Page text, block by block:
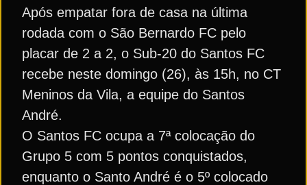
Após empatar fora de casa na última
rodada com o São Bernardo FC pelo
placar de 2 a 2, o Sub-20 do Santos FC
recebe neste domingo (26), às 15h, no CT
Meninos da Vila, a equipe do Santos
André.
O Santos FC ocupa a 7ª colocação do
Grupo 5 com 5 pontos conquistados,
enquanto o Santo André é o 5º colocado